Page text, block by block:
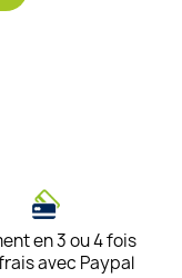
en 3 ou 4 fois
avec Paypal